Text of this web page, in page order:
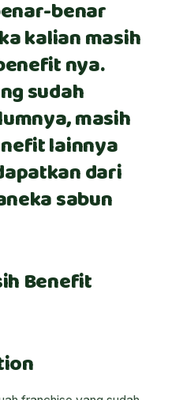
benar
kalian masih
nya.
sudah
masih
lainnya
dari
sabun
Benefit